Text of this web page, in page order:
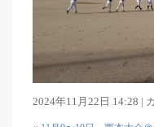
2024年11月22日 14:28 |